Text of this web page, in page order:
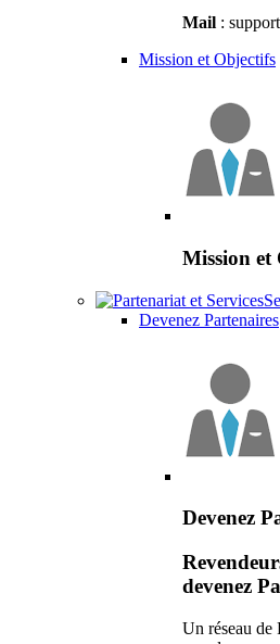
Mail :
Mission et Objectifs
Mission et
Devenez Partenaires
Devenez
devenez
Un réseau de